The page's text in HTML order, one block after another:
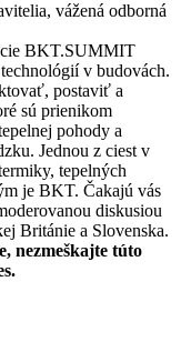
vážená odborná
BKT.SUMMIT
v budovách.
postaviť a
sú prienikom
pohody a
Jednou z ciest v
tepelných
je BKT. Čakajú vás
diskusiou
Británie a Slovenska.
nezmeškajte túto